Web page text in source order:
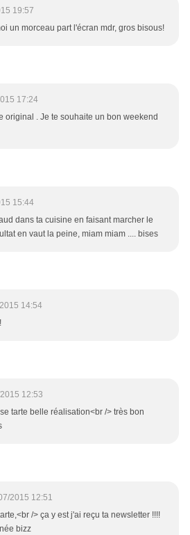
19:57
un morceau part l'écran mdr, gros bisous!
17:24
original . Je te souhaite un bon weekend
15:44
dans ta cuisine en faisant marcher le
en vaut la peine, miam miam .... bises
14:54
12:53
tarte belle réalisation<br /> très bon
2015 12:51
/> ça y est j'ai reçu ta newsletter !!!!
bizz